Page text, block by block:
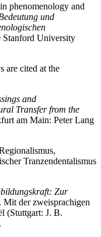
phenomenology and
und
Stanford University
are cited at the
and
Transfer from the
am Main: Peter Lang
Tranzendentalismus
Zur
. Mit der zweisprachigen
(Stuttgart: J. B.